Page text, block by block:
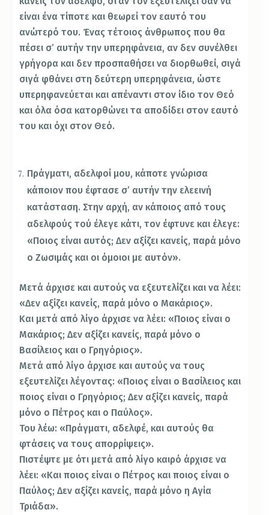
είναι ένα τίποτε και θεωρεί τον εαυτό του
ανώτερό του. Ένας τέτοιος άνθρωπος που θα
πέσει σ’ αυτήν την υπερηφάνεια, αν δεν συνέλθει
γρήγορα και δεν προσπαθήσει να διορθωθεί, σιγά
σιγά φθάνει στη δεύτερη υπερηφάνεια, ώστε
υπερηφανεύεται και απέναντι στον ίδιο τον Θεό
και όλα όσα κατορθώνει τα αποδίδει στον εαυτό
του και όχι στον Θεό.
Πράγματι, αδελφοί μου, κάποτε γνώρισα
κάποιον που έφτασε σ’ αυτήν την ελεεινή
κατάσταση. Στην αρχή, αν κάποιος από τους
αδελφούς τού έλεγε κάτι, τον έφτυνε και έλεγε:
«Ποιος είναι αυτός; Δεν αξίζει κανείς, παρά μόνο
ο Ζωσιμάς και οι όμοιοι με αυτόν».
Μετά άρχισε και αυτούς να εξευτελίζει και να λέει:
«Δεν αξίζει κανείς, παρά μόνο ο Μακάριος».
Και μετά από λίγο άρχισε να λέει: «Ποιος είναι ο
Μακάριος; Δεν αξίζει κανείς, παρά μόνο ο
Βασίλειος και ο Γρηγόριος».
Μετά από λίγο άρχισε και αυτούς να τους
εξευτελίζει λέγοντας: «Ποιος είναι ο Βασίλειος και
ποιος είναι ο Γρηγόριος; Δεν αξίζει κανείς, παρά
μόνο ο Πέτρος και ο Παύλος».
Του λέω: «Πράγματι, αδελφέ, και αυτούς θα
φτάσεις να τους απορρίψεις».
Πιστέψτε με ότι μετά από λίγο καιρό άρχισε να
λέει: «Και ποιος είναι ο Πέτρος και ποιος είναι ο
Παύλος; Δεν αξίζει κανείς, παρά μόνο η Αγία
Τριάδα».